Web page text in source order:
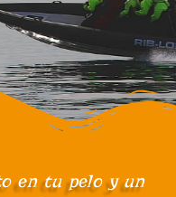
en tu pelo y un